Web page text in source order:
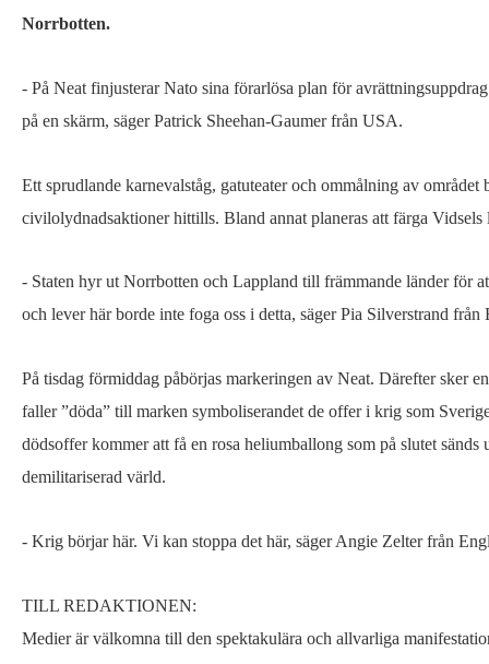
Norrbotten.
- På Neat finjusterar Nato sina förarlösa plan för
på en skärm, säger Patrick Sheehan-Gaumer från USA.
Ett sprudlande karnevalståg, gatuteater och ommålning av området
civilolydnadsaktioner hittills. Bland annat planeras att färga Vidsels
- Staten hyr ut Norrbotten och Lappland till främmande länder för
och lever här borde inte foga oss i detta, säger Pia Silverstrand från
På tisdag förmiddag påbörjas markeringen av Neat. Därefter sker
faller ”döda” till marken symboliserandet de offer i krig som
dödsoffer kommer att få en rosa heliumballong som på slutet
demilitariserad värld.
- Krig börjar här. Vi kan stoppa det här, säger Angie Zelter från
TILL REDAKTIONEN:
Medier är välkomna till den spektakulära och allvarliga